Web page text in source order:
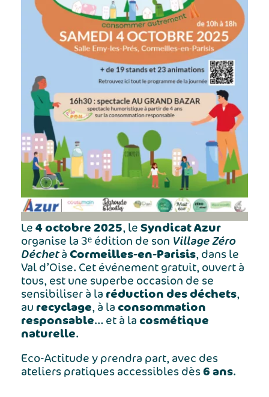
Le 4 octobre 2025, le Syndicat Azur
organise la 3ᵉ édition de son Village Zéro
Déchetà Cormeilles-en-Parisis, dans le
Val d’Oise. Cet événement gratuit, ouvert à
tous, est une superbe occasion de se
sensibiliser à la réduction des déchets,
au recyclage, à la consommation
responsable… et à la cosmétique
naturelle.
Eco-Actitude y prendra part, avec des
ateliers pratiques accessibles dès6 ans.